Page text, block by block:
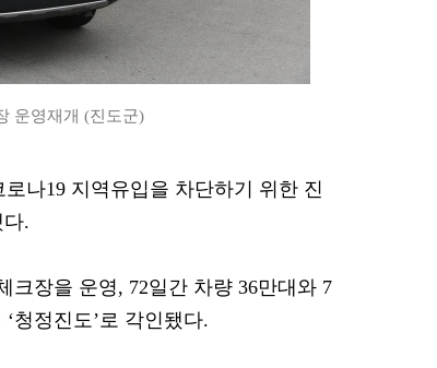
운영재개 (진도군)
나19 지역유입을 차단하기 위한 진
.
크장을 운영, 72일간 차량 36만대와 7
청정진도’로 각인됐다.